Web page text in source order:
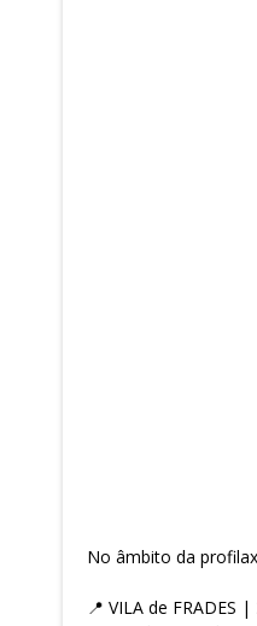
No âmbito da
📍 VILA de FRADES